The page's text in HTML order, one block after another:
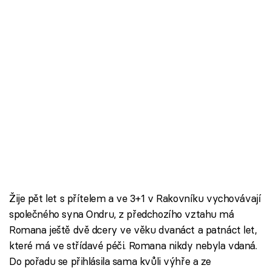
Žije pět let s přítelem a ve 3+1 v Rakovníku vychovávají
společného syna Ondru, z předchozího vztahu má
Romana ještě dvě dcery ve věku dvanáct a patnáct let,
které má ve střídavé péči. Romana nikdy nebyla vdaná.
Do pořadu se přihlásila sama kvůli výhře a ze